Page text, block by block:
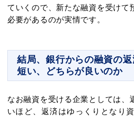
ていくので、新たな融資を受けて
必要があるのが実情です。
結局、銀行からの融資の返
短い、どちらが良いのか
なお融資を受ける企業としては、
いほど、返済はゆっくりとなり